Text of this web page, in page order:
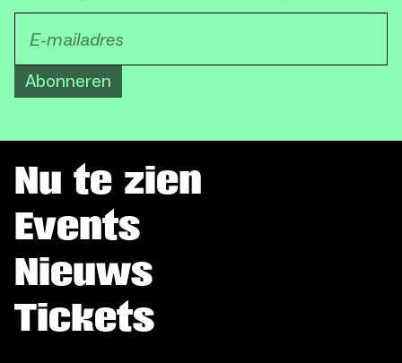
Abonneren
Nu te zien
Events
Nieuws
Tickets